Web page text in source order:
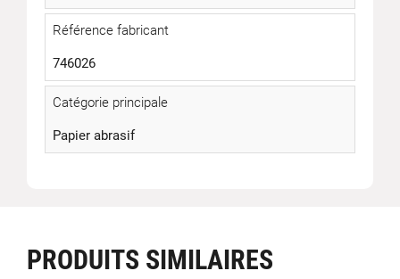
Référence fabricant
746026
Catégorie principale
Papier abrasif
PRODUITS SIMILAIRES